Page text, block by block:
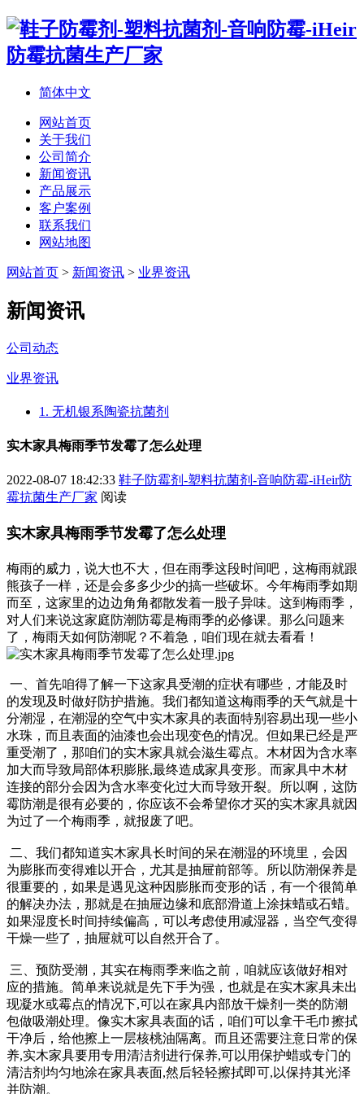
简体中文
网站首页
关于我们
公司简介
新闻资讯
产品展示
客户案例
联系我们
网站地图
网站首页 > 新闻资讯 > 业界资讯
新闻资讯
公司动态
业界资讯
1. 无机银系陶瓷抗菌剂
实木家具梅雨季节发霉了怎么处理
2022-08-07 18:42:33 鞋子防霉剂-塑料抗菌剂-音响防霉-iHeir防
霉抗菌生产厂家 阅读
实木家具梅雨季节发霉了怎么处理
梅雨的威力，说大也不大，但在雨季这段时间吧，这梅雨就跟
熊孩子一样，还是会多多少少的搞一些破坏。今年梅雨季如期
而至，这家里的边边角角都散发着一股子异味。这到梅雨季，
对人们来说这家庭防潮防霉是梅雨季的必修课。那么问题来
了，梅雨天如何防潮呢？不着急，咱们现在就去看看！
一、首先咱得了解一下这家具受潮的症状有哪些，才能及时
的发现及时做好防护措施。我们都知道这梅雨季的天气就是十
分潮湿，在潮湿的空气中实木家具的表面特别容易出现一些小
水珠，而且表面的油漆也会出现变色的情况。但如果已经是严
重受潮了，那咱们的实木家具就会滋生霉点。木材因为含水率
加大而导致局部体积膨胀,最终造成家具变形。而家具中木材
连接的部分会因为含水率变化过大而导致开裂。所以啊，这防
霉防潮是很有必要的，你应该不会希望你才买的实木家具就因
为过了一个梅雨季，就报废了吧。
二、我们都知道实木家具长时间的呆在潮湿的环境里，会因
为膨胀而变得难以开合，尤其是抽屉前部等。所以防潮保养是
很重要的，如果是遇见这种因膨胀而变形的话，有一个很简单
的解决办法，那就是在抽屉边缘和底部滑道上涂抹蜡或石蜡。
如果湿度长时间持续偏高，可以考虑使用减湿器，当空气变得
干燥一些了，抽屉就可以自然开合了。
三、预防受潮，其实在梅雨季来临之前，咱就应该做好相对
应的措施。简单来说就是先下手为强，也就是在实木家具未出
现凝水或霉点的情况下,可以在家具内部放干燥剂一类的防潮
包做吸潮处理。像实木家具表面的话，咱们可以拿干毛巾擦拭
干净后，给他擦上一层核桃油隔离。而且还需要注意日常的保
养,实木家具要用专用清洁剂进行保养,可以用保护蜡或专门的
清洁剂均匀地涂在家具表面,然后轻轻擦拭即可,以保持其光泽
并防潮。